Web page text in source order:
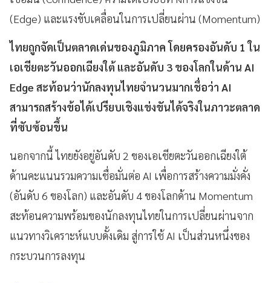
(Edge) และแรงขับเคลื่อนในการเปลี่ยนผ่าน (Momentum)
ไทยถูกจัดเป็นตลาดเด่นของภูมิภาค โดยครองอันดับ 1 ใน
เอเชียตะวันออกเฉียงใต้ และอันดับ 3 ของโลกในด้าน AI
Edge สะท้อนว่านักลงทุนไทยจำนวนมากเชื่อว่า AI
สามารถสร้างข้อได้เปรียบเชิงแข่งขันได้จริงในภาวะตลาด
ที่ซับซ้อนขึ้น
นอกจากนี้ ไทยยังอยู่อันดับ 2 ของเอเชียตะวันออกเฉียงใต้
ด้านคะแนนรวมความเชื่อมั่นต่อ AI เพื่อการสร้างความมั่งคั่ง
(อันดับ 6 ของโลก) และอันดับ 4 ของโลกด้าน Momentum
สะท้อนความพร้อมของนักลงทุนไทยในการเปลี่ยนผ่านจาก
แนวทางวิเคราะห์แบบดั้งเดิม สู่การใช้ AI เป็นส่วนหนึ่งของ
กระบวนการลงทุน